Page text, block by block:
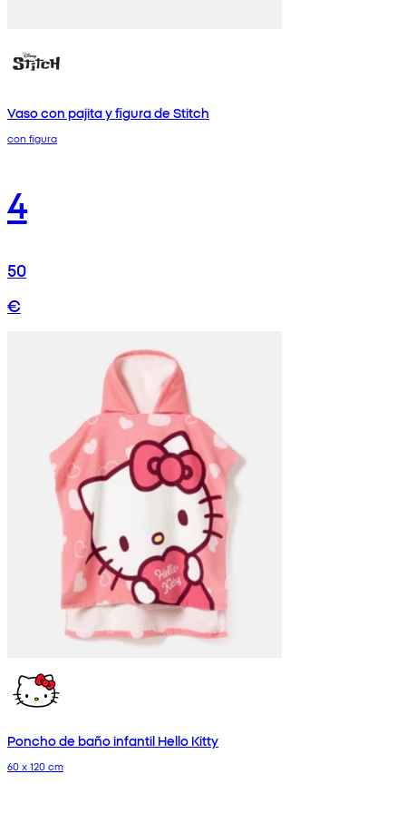
Vaso con pajita y figura de Stitch
con figura
4
50
€
Poncho de baño infantil Hello Kitty
60 x 120 cm